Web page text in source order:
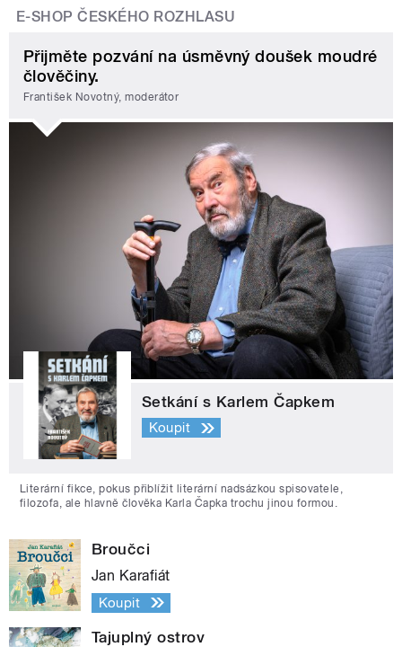
E-SHOP ČESKÉHO ROZHLASU
Přijměte pozvání na úsměvný doušek moudré
člověčiny.
František Novotný, moderátor
Setkání s Karlem Čapkem
Koupit
Literární fikce, pokus přiblížit literární nadsázkou spisovatele,
filozofa, ale hlavně člověka Karla Čapka trochu jinou formou.
Broučci
Jan Karafiát
Koupit
Tajuplný ostrov